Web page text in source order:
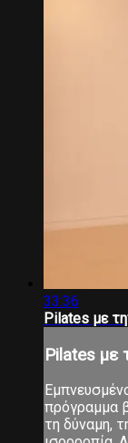
33:36
Pilates με
Pilates με
πρόγραμμα
τη δύναμη,